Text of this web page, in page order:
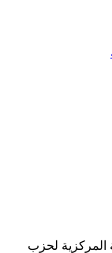
المركزية لحزب